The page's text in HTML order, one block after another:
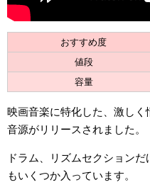
おすすめ度
値段
容量
映画音楽に特化した、激し
音源がリリースされました。
ドラム、リズムセクション
もいくつか入っています。